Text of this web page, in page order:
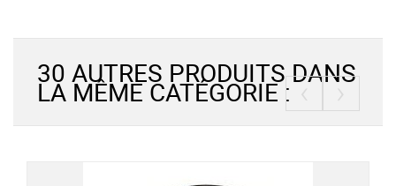
30 AUTRES PRODUITS DANS
LA MÊME CATÉGORIE : ‹ ›